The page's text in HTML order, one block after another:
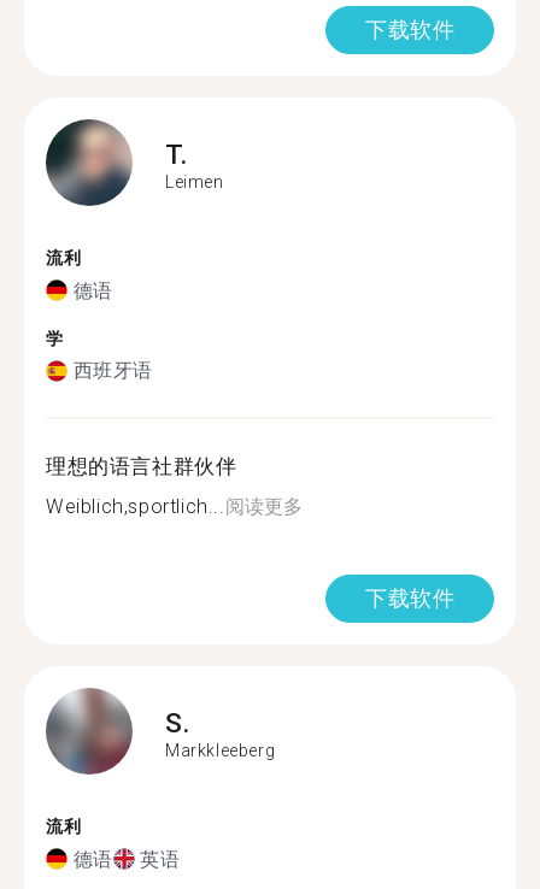
下载软件
T.
Leimen
流利
德语
学
西班牙语
理想的语言社群伙伴
Weiblich,sportlich...阅读更多
下载软件
S.
Markkleeberg
流利
德语 英语